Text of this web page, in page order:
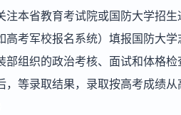
注本省教育考试院或国防大学招
高考军校报名系统）填报国防大
部组织的政治考核、面试和体格
，等录取结果，录取按高考成绩从